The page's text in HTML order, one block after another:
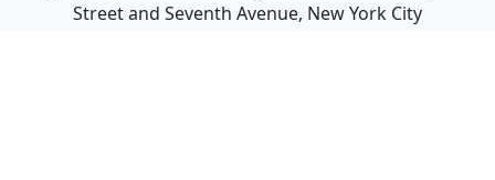
Street and Seventh Avenue, New York City